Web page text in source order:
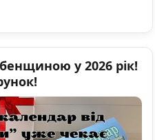
у 2026 рік!